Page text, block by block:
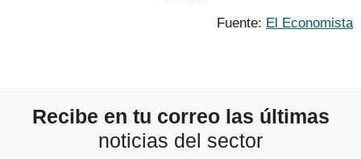
Fuente: El Economista
Recibe en tu correo las últimas
noticias del sector